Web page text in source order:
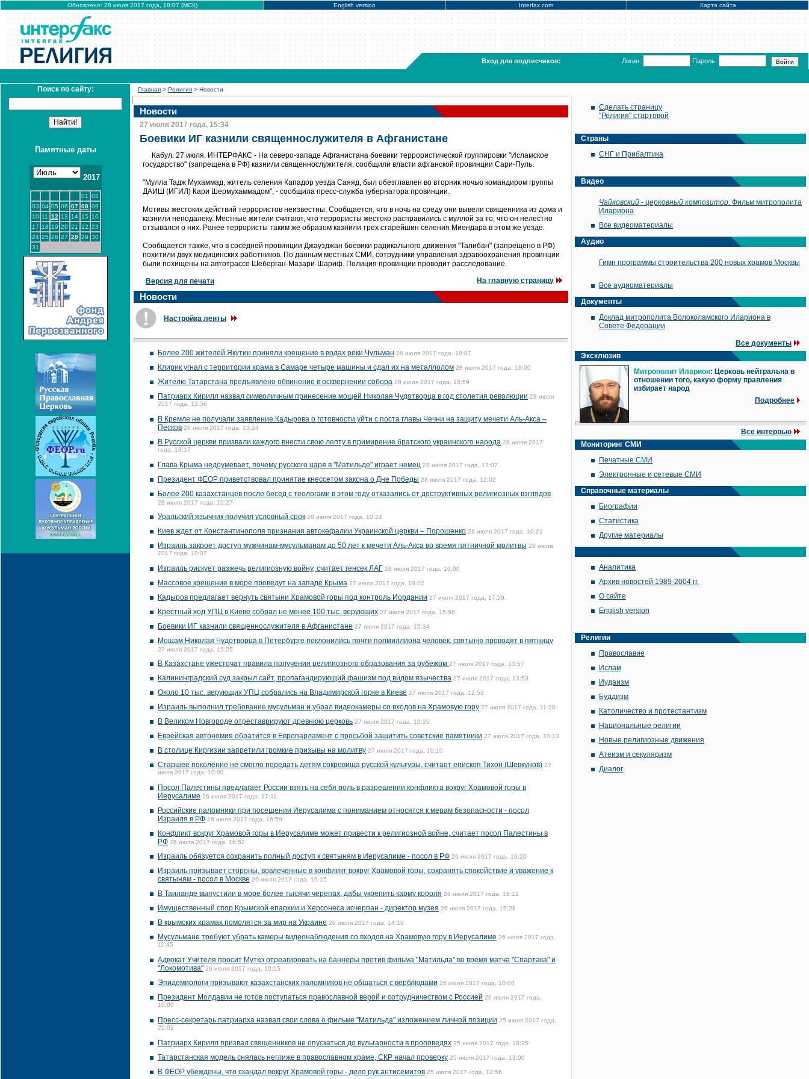
Обновлено: 28 июля 2017 года, 18:07 (МСК) English version Interfax.com Карта сайта
Вход для подписчиков: Логин: Пароль:
Поиск по сайту:
Памятные даты
2017
01
02
03 04 05 06 07 08 09
10 11 12 13 14 15
16
17 18 19 20 21 22 23
24 25 26 27 28 29 30
31
Главная > Религия > Новости
Новости
27 июля 2017 года, 15:34
Боевики ИГ казнили священнослужителя в Афганистане
Кабул. 27 июля. ИНТЕРФАКС - На северо-западе Афганистана боевики террористической группировки "Исламское
государство" (запрещена в РФ) казнили священнослужителя, сообщили власти афганской провинции Сари-Пуль.
"Мулла Тадж Мухаммад, житель селения Кападор уезда Саяяд, был обезглавлен во вторник ночью командиром группы
ДАИШ (ИГИЛ) Кари Шермухаммадом", - сообщила пресс-служба губернатора провинции.
Мотивы жестоких действий террористов неизвестны. Сообщается, что в ночь на среду они вывели священника из дома и
казнили неподалеку. Местные жители считают, что террористы жестоко расправились с муллой за то, что он нелестно
отзывался о них. Ранее террористы таким же образом казнили трех старейшин селения Миендара в этом же уезде.
Сообщается также, что в соседней провинции Джаузджан боевики радикального движения "Талибан" (запрещено в РФ)
похитили двух медицинских работников. По данным местных СМИ, сотрудники управления здравоохранения провинции
были похищены на автотрассе Шеберган-Мазари-Шариф. Полиция провинции проводит расследование.
Версия для печати На главную страницу
Новости
Настройка ленты
Более 200 жителей Якутии приняли крещение в водах реки Чульман 28 июля 2017 года, 18:07
Клирик угнал с территории храма в Самаре четыре машины и сдал их на металлолом 28 июля 2017 года, 18:00
Жителю Татарстана предъявлено обвинение в осквернении собора 28 июля 2017 года, 13:59
Патриарх Кирилл назвал символичным принесение мощей Николая Чудотворца в год столетия революции 28 июля
2017 года, 13:56
В Кремле не получали заявление Кадырова о готовности уйти с поста главы Чечни на защиту мечети Аль-Акса –
Песков 28 июля 2017 года, 13:24
В Русской церкви призвали каждого внести свою лепту в примирение братского украинского народа 28 июля 2017
года, 13:17
Глава Крыма недоумевает, почему русского царя в "Матильде" играет немец 28 июля 2017 года, 12:07
Президент ФЕОР приветствовал принятие кнессетом закона о Дне Победы 28 июля 2017 года, 12:02
Более 200 казахстанцев после бесед с теологами в этом году отказались от деструктивных религиозных взглядов
28 июля 2017 года, 10:27
Уральский язычник получил условный срок 28 июля 2017 года, 10:24
Киев ждет от Константинополя признания автокефалии Украинской церкви – Порошенко 28 июля 2017 года, 10:21
Израиль закроет доступ мужчинам-мусульманам до 50 лет к мечети Аль-Акса во время пятничной молитвы 28 июля
2017 года, 10:07
Израиль рискует разжечь религиозную войну, считает генсек ЛАГ 28 июля 2017 года, 10:00
Массовое крещение в море проведут на западе Крыма 27 июля 2017 года, 18:02
Кадыров предлагает вернуть святыни Храмовой горы под контроль Иордании 27 июля 2017 года, 17:59
Крестный ход УПЦ в Киеве собрал не менее 100 тыс. верующих 27 июля 2017 года, 15:56
Боевики ИГ казнили священнослужителя в Афганистане 27 июля 2017 года, 15:34
Мощам Николая Чудотворца в Петербурге поклонились почти полмиллиона человек, святыню проводят в пятницу
27 июля 2017 года, 15:05
В Казахстане ужесточат правила получения религиозного образования за рубежом 27 июля 2017 года, 13:57
Калининградский суд закрыл сайт, пропагандирующий фашизм под видом язычества 27 июля 2017 года, 13:53
Около 10 тыс. верующих УПЦ собрались на Владимирской горке в Киеве 27 июля 2017 года, 12:58
Израиль выполнил требование мусульман и убрал видеокамеры со входов на Храмовую гору 27 июля 2017 года, 11:20
В Великом Новгороде отреставрируют древнюю церковь 27 июля 2017 года, 10:20
Еврейская автономия обратится в Европарламент с просьбой защитить советские памятники 27 июля 2017 года, 10:13
В столице Киргизии запретили громкие призывы на молитву 27 июля 2017 года, 10:10
Старшее поколение не смогло передать детям сокровища русской культуры, считает епископ Тихон (Шевкунов) 27
июля 2017 года, 10:00
Посол Палестины предлагает России взять на себя роль в разрешении конфликта вокруг Храмовой горы в
Иерусалиме 26 июля 2017 года, 17:11
Российские паломники при посещении Иерусалима с пониманием относятся к мерам безопасности - посол
Израиля в РФ 26 июля 2017 года, 16:59
Конфликт вокруг Храмовой горы в Иерусалиме может привести к религиозной войне, считает посол Палестины в
РФ 26 июля 2017 года, 16:52
Израиль обязуется сохранить полный доступ к святыням в Иерусалиме - посол в РФ 26 июля 2017 года, 16:20
Израиль призывает стороны, вовлеченные в конфликт вокруг Храмовой горы, сохранять спокойствие и уважение к
святыням - посол в Москве 26 июля 2017 года, 16:15
В Таиланде выпустили в море более тысячи черепах, дабы укрепить карму короля 26 июля 2017 года, 16:12
Имущественный спор Крымской епархии и Херсонеса исчерпан - директор музея 26 июля 2017 года, 15:28
В крымских храмах помолятся за мир на Украине 26 июля 2017 года, 14:16
Мусульмане требуют убрать камеры видеонаблюдения со входов на Храмовую гору в Иерусалиме 26 июля 2017 года,
11:45
Адвокат Учителя просит Мутко отреагировать на баннеры против фильма "Матильда" во время матча "Спартака" и
"Локомотива" 26 июля 2017 года, 10:15
Эпидемиологи призывают казахстанских паломников не общаться с верблюдами 26 июля 2017 года, 10:08
Президент Молдавии не готов поступаться православной верой и сотрудничеством с Россией 26 июля 2017 года,
10:00
Пресс-секретарь патриарха назвал свои слова о фильме "Матильда" изложением личной позиции 25 июля 2017 года,
20:02
Патриарх Кирилл призвал священников не опускаться до вульгарности в проповедях 25 июля 2017 года, 18:35
Татарстанская модель снялась неглиже в православном храме, СКР начал проверку 25 июля 2017 года, 13:00
В ФЕОР убеждены, что скандал вокруг Храмовой горы - дело рук антисемитов 25 июля 2017 года, 12:56
Сделать страницу
"Религия" стартовой
Страны
СНГ и Прибалтика
Видео
Чайковский - церковный композитор. Фильм митрополита
Илариона
Все видеоматериалы
Аудио
Гимн программы строительства 200 новых храмов Москвы
Все аудиоматериалы
Документы
Доклад митрополита Волоколамского Илариона в
Совете Федерации
Все документы
Эксклюзив
Митрополит Иларион: Церковь нейтральна в
отношении того, какую форму правления
избирает народ
Подробнее
Все интервью
Мониторинг СМИ
Печатные СМИ
Электронные и сетевые СМИ
Справочные материалы
Биографии
Статистика
Другие материалы
Аналитика
Архив новостей 1989-2004 гг.
О сайте
English version
Религии
Православие
Ислам
Иудаизм
Буддизм
Католичество и протестантизм
Национальные религии
Новые религиозные движения
Атеизм и секуляризм
Диалог